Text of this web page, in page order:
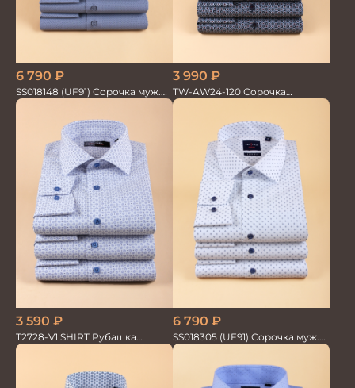
6 790 ₽
SS018148 (UF91) Сорочка муж.
дл. рук. GROSTYLE TRENDY
3 990 ₽
TW-AW24-120 Сорочка
мужская
3 590 ₽
T2728-V1 SHIRT Рубашка
мужская
6 790 ₽
SS018305 (UF91) Сорочка муж.
GROSTYLE TRENDY